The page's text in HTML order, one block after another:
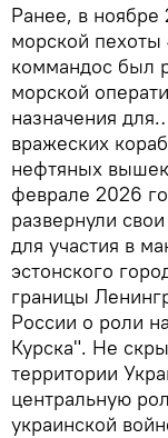
Ранее, в ноябре
морской пехоты
коммандос был
морской
назначения
вражеских
нефтяных
феврале 2026
развернули
для участия в
эстонского
границы
России о роли
Курска". Не
территории
центральную
украинской